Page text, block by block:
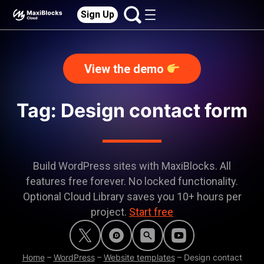
Sign Up
View the demo
Tag: Design contact form
Build WordPress sites with MaxiBlocks. All
features free forever. No locked functionality.
Optional Cloud Library saves you 10+ hours per
project. Start free
Home– WordPress– Website templates– Design contact